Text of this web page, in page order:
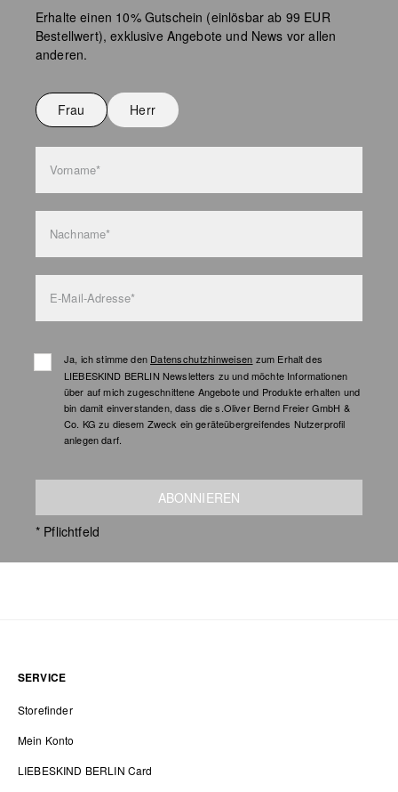
Erhalte einen 10% Gutschein (einlösbar ab 99 EUR
Bestellwert), exklusive Angebote und News vor allen
anderen.
Frau Herr
Vorname*
Nachname*
E-Mail-Adresse*
Ja, ich stimme den Datenschutzhinweisen zum Erhalt des
LIEBESKIND BERLIN Newsletters zu und möchte Informationen
über auf mich zugeschnittene Angebote und Produkte erhalten und
bin damit einverstanden, dass die s.Oliver Bernd Freier GmbH &
Co. KG zu diesem Zweck ein geräteübergreifendes Nutzerprofil
anlegen darf.
ABONNIEREN
* Pflichtfeld
SERVICE
Storefinder
Mein Konto
LIEBESKIND BERLIN Card